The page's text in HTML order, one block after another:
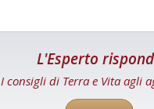
L'Esperto
I consigli di Terra e Vita agli